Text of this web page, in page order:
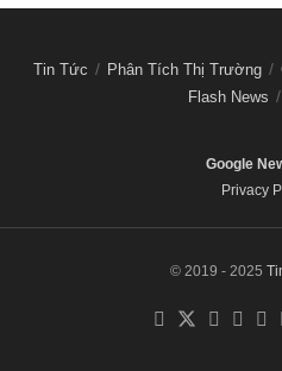
Tin Tức Phân Tích Thị Trường
Flash News
Google
Privacy
© 2019 - 2025